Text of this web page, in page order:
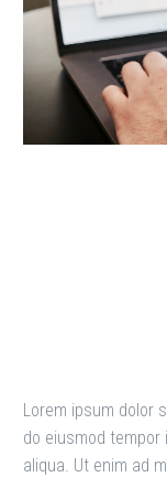
Lorem ipsum dolor
do eiusmod
aliqua. Ut enim ad